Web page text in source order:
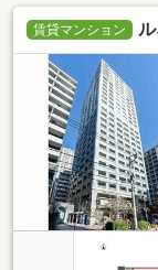
賃貸マンション